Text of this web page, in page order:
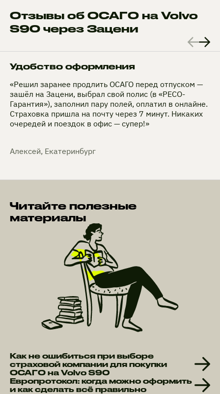
Отзывы об ОСАГО на Volvo
S90 через Зацени
Удобство оформления
«Решил заранее продлить ОСАГО перед отпуском —
зашёл на Зацени, выбрал свой полис (в «РЕСО-
Гарантия»), заполнил пару полей, оплатил в онлайне.
Страховка пришла на почту через 7 минут. Никаких
очередей и поездок в офис — супер!»
Алексей, Екатеринбург
Читайте полезные
материалы
Как не ошибиться при выборе
страховой компании для покупки
ОСАГО на Volvo S90
Европротокол: когда можно оформить
и как сделать всё правильно